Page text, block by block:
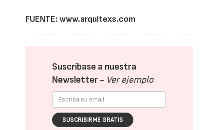
FUENTE:www.arquitexs.com
Suscríbase a nuestra
Newsletter - Ver ejemplo
SUSCRIBIRME GRATIS